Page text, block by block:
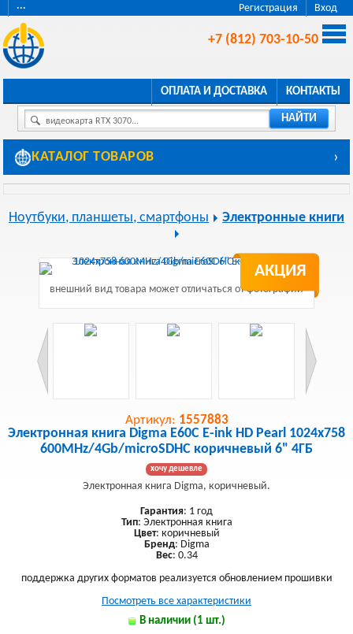
Регистрация Вход
···
+7 (812) 703-10-50
ОПЛАТА И ДОСТАВКА КОНТАКТЫ
видеокарта RTX 3070... НАЙТИ
КАТАЛОГ ТОВАРОВ ›
Ноутбуки, планшеты, смартфоны Электронные книги
АКЦИЯ
внешний вид товара может отличаться от фотографии
Артикул: 1557883
Электронная книга Digma E60C E-ink HD Pearl 1024x758
600MHz/4Gb/microSDHC коричневый 6" 4ГБ
хочу дешевле
Электронная книга Digma, коричневый.
Гарантия: 1 год
Тип: Электронная книга
Цвет: коричневый
Бренд: Digma
Вес: 0.34
поддержка других форматов реализуется обновлением прошивки
Посмотреть все характеристики
В наличии (1 шт.)